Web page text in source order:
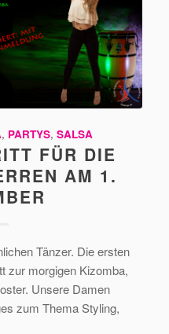
, PARTYS, SALSA
FÜR DIE
AM 1.
Tänzer. Die ersten
zur morgigen Kizomba,
Unsere Damen
zum Thema Styling,